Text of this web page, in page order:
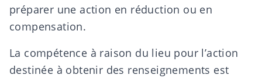
préparer une action en réduction ou en
compensation.
La compétence à raison du lieu pour l’action
destinée à obtenir des renseignements est